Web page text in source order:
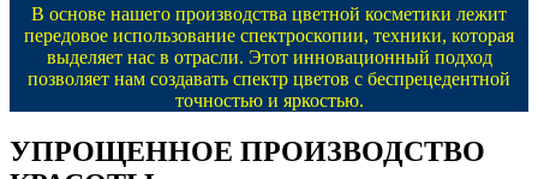
В основе нашего производства цветной косметики лежит
передовое использование спектроскопии, техники, которая
выделяет нас в отрасли. Этот инновационный подход
позволяет нам создавать спектр цветов с беспрецедентной
точностью и яркостью.
УПРОЩЕННОЕ ПРОИЗВОДСТВО